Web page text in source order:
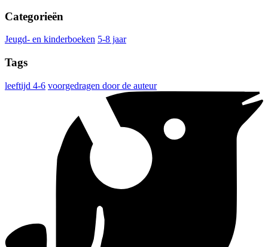
Categorieën
Jeugd- en kinderboeken 5-8 jaar
Tags
leeftijd 4-6 voorgedragen door de auteur